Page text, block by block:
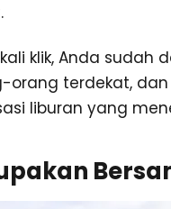
klik, Anda sudah
orang terdekat,
liburan yang